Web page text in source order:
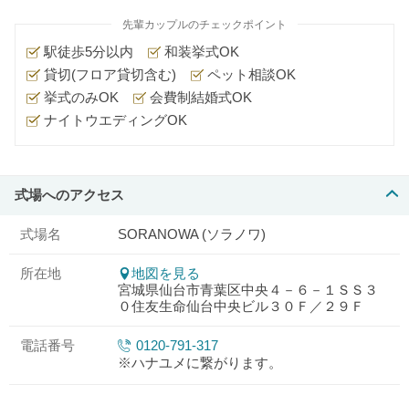
先輩カップルのチェックポイント
駅徒歩5分以内
和装挙式OK
貸切(フロア貸切含む)
ペット相談OK
挙式のみOK
会費制結婚式OK
ナイトウエディングOK
式場へのアクセス
式場名 SORANOWA (ソラノワ)
所在地
地図を見る
宮城県仙台市青葉区中央４－６－１ＳＳ３
０住友生命仙台中央ビル３０Ｆ／２９Ｆ
電話番号
0120-791-317
※ハナユメに繋がります。